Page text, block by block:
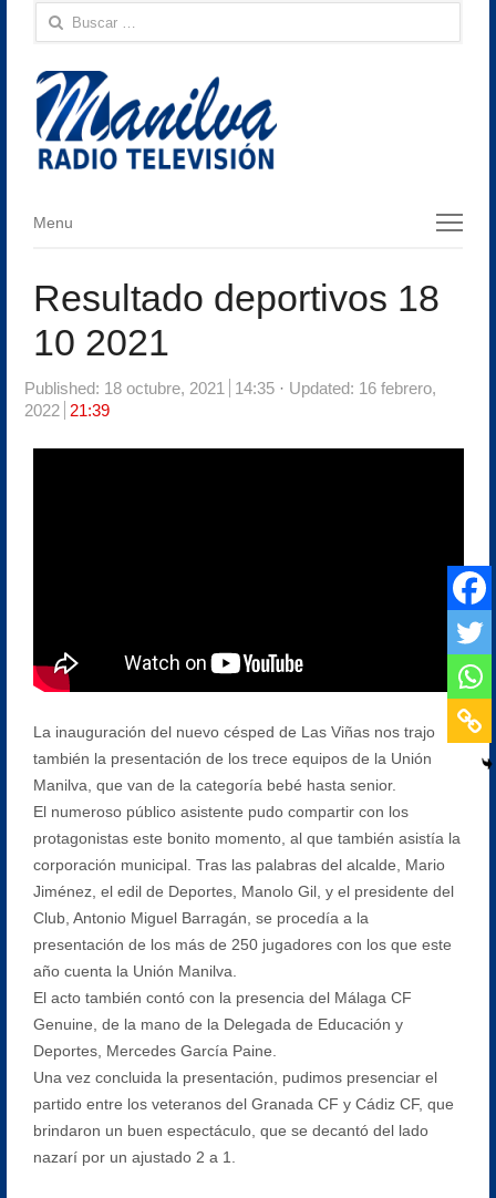
Buscar:
Menu
Menu
Resultado deportivos 18
10 2021
Published: 18 octubre, 2021 14:35
Updated: 16 febrero,
2022
21:39
La inauguración del nuevo césped de Las Viñas nos trajo
también la presentación de los trece equipos de la Unión
Manilva, que van de la categoría bebé hasta senior.
El numeroso público asistente pudo compartir con los
protagonistas este bonito momento, al que también asistía la
corporación municipal. Tras las palabras del alcalde, Mario
Jiménez, el edil de Deportes, Manolo Gil, y el presidente del
Club, Antonio Miguel Barragán, se procedía a la
presentación de los más de 250 jugadores con los que este
año cuenta la Unión Manilva.
El acto también contó con la presencia del Málaga CF
Genuine, de la mano de la Delegada de Educación y
Deportes, Mercedes García Paine.
Una vez concluida la presentación, pudimos presenciar el
partido entre los veteranos del Granada CF y Cádiz CF, que
brindaron un buen espectáculo, que se decantó del lado
nazarí por un ajustado 2 a 1.